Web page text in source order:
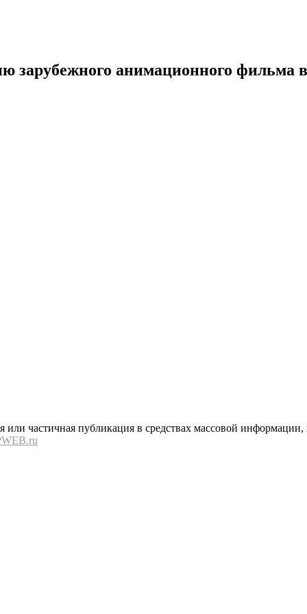
зарубежного анимационного фильма
частичная публикация в средствах массовой информации,